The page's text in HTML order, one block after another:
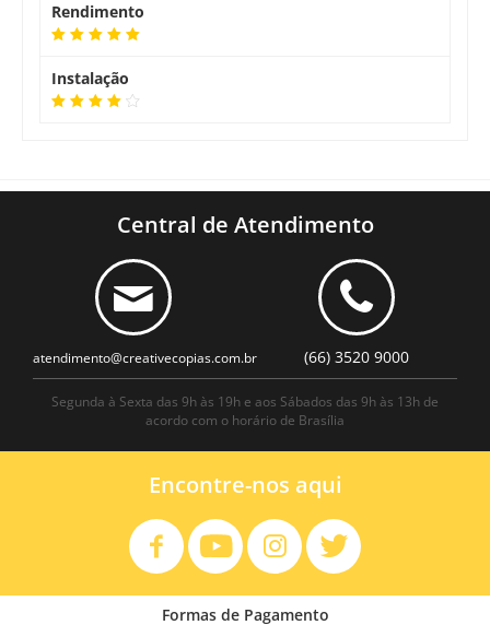
Rendimento
Instalação
Central de Atendimento
atendimento@creativecopias.com.br (66) 3520 9000
Segunda à Sexta das 9h às 19h e aos Sábados das 9h às 13h de
acordo com o horário de Brasília
Encontre-nos aqui
Formas de Pagamento